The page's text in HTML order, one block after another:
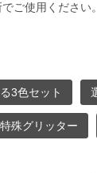
ご使用ください。
3色セット
特殊グリッター